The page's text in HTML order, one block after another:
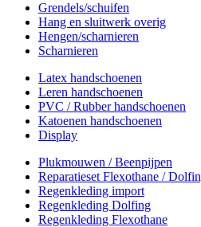
Grendels/schuifen
Hang en sluitwerk overig
Hengen/scharnieren
Scharnieren
Latex handschoenen
Leren handschoenen
PVC / Rubber handschoenen
Katoenen handschoenen
Display
Plukmouwen / Beenpijpen
Reparatieset Flexothane /
Regenkleding import
Regenkleding Dolfing
Regenkleding Flexothane